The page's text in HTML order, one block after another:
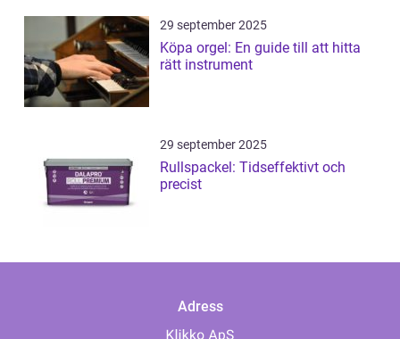
29 september 2025
Köpa orgel: En guide till att hitta
rätt instrument
29 september 2025
Rullspackel: Tidseffektivt och
precist
Adress